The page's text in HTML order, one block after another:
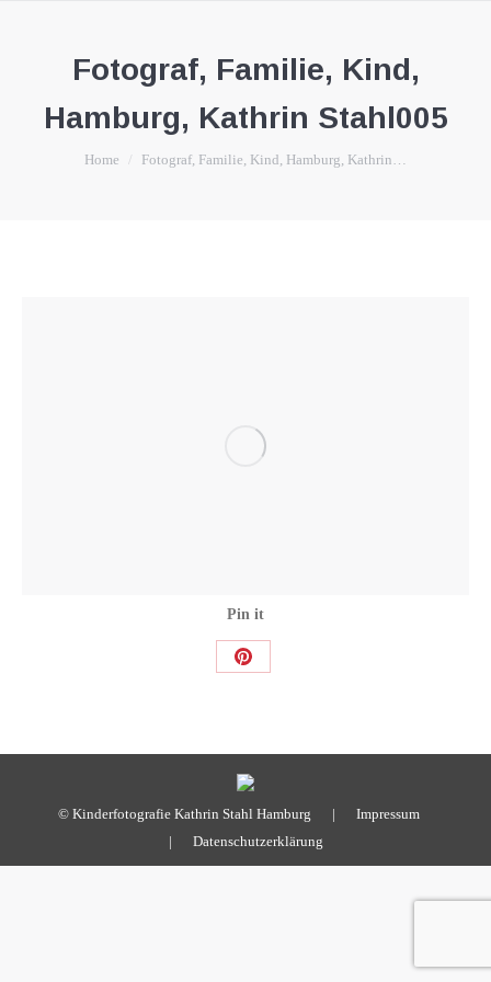
Fotograf, Familie, Kind,
Hamburg, Kathrin Stahl005
You are here:
Home Fotograf, Familie, Kind, Hamburg, Kathrin…
Pin it
Share
© Kinderfotografie Kathrin Stahl Hamburg | Impressum
| Datenschutzerklärung